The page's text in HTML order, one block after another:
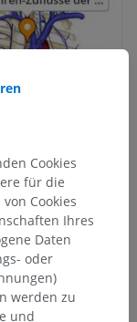
Cookies
für die
Cookies
Ihres
Daten
oder
werden zu
und